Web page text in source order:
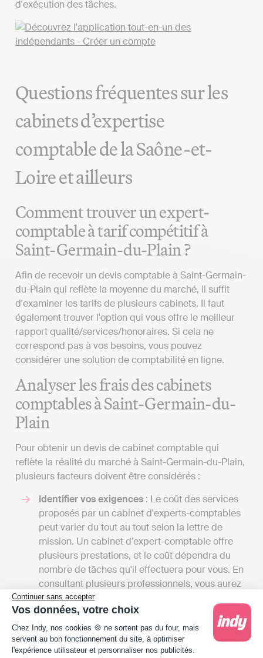
Continuer sans accepter
Vos données, votre choix
Plateforme de Gestion du Consentement :
Chez Indy, nos cookies 🍪 ne sortent pas du four, mais
servent au bon fonctionnement du site, à optimiser
l'expérience utilisateur et personnaliser nos publicités.
d'exécution des tâches.
Questions fréquentes sur les
cabinets d’expertise
comptable de la Saône-et-
Loire et ailleurs
Comment trouver un expert-
comptable à tarif compétitif à
Saint-Germain-du-Plain ?
Afin de recevoir un devis comptable à Saint-Germain-
du-Plain qui reflète la moyenne du marché, il suffit
d'examiner les tarifs de plusieurs cabinets. Il faut
également trouver l'option qui vous offre le meilleur
rapport qualité/services/honoraires. Si cela ne
correspond pas à vos besoins, vous pouvez
considérer une solution de comptabilité en ligne.
Analyser les frais des cabinets
comptables à Saint-Germain-du-
Plain
Pour obtenir un devis de cabinet comptable qui
reflète la réalité du marché à Saint-Germain-du-Plain,
plusieurs facteurs doivent être considérés :
Identifier vos exigences : Le coût des services
proposés par un cabinet d'experts-comptables
peut varier du tout au tout selon la lettre de
mission. Un cabinet d’expert-comptable offre
plusieurs prestations, et le coût dépendra du
nombre de tâches qu'il effectuera pour vous. En
consultant plusieurs professionnels, vous aurez
l'occasion de recevoir une multitude de devis et
de comparer les tarifs en fonction des services
proposés. Cela vous donnera également une
idée des différents services disponibles à Saint-
Germain-du-Plain.